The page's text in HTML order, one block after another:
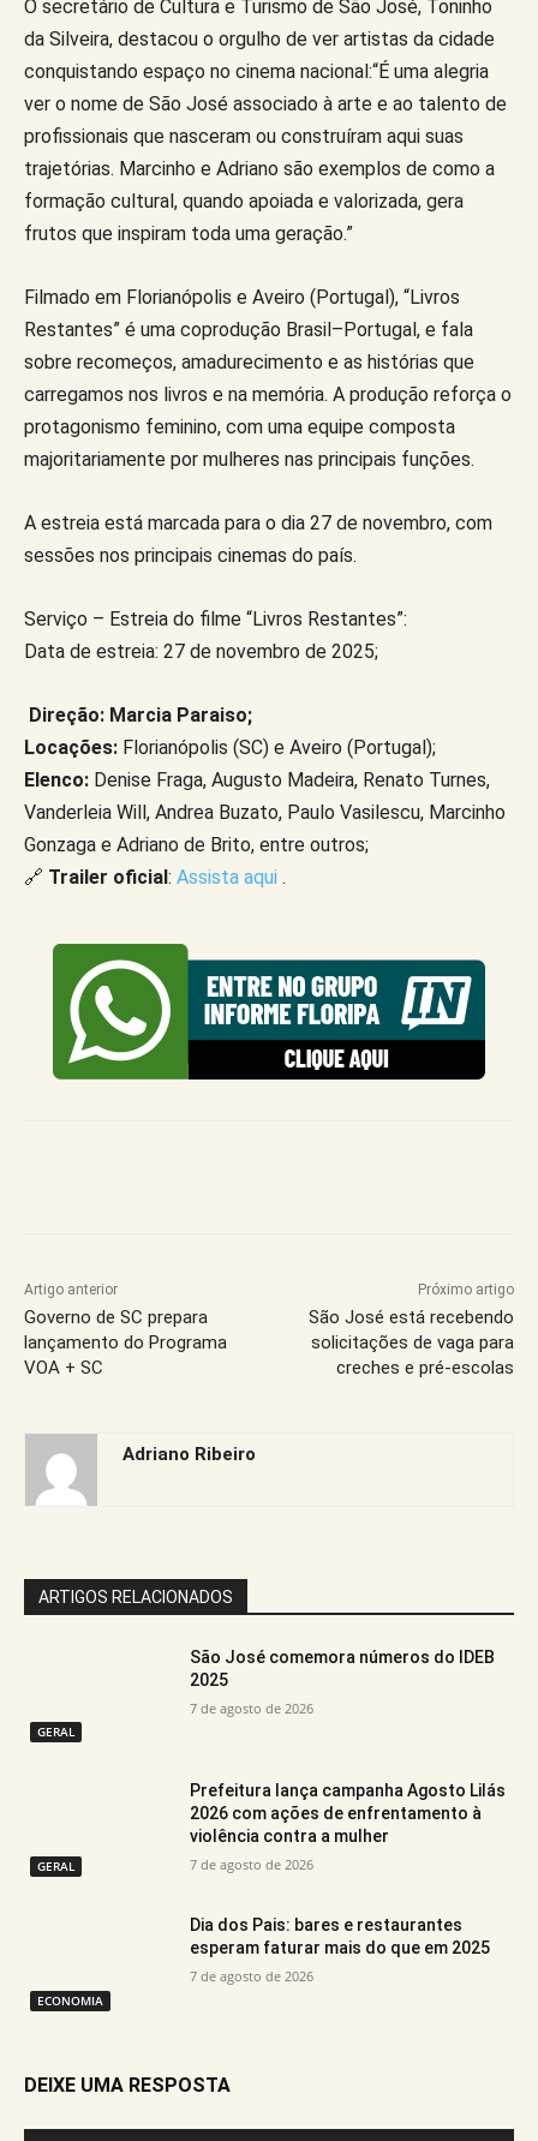
O secretário de Cultura e Turismo de São José, Toninho
da Silveira, destacou o orgulho de ver artistas da cidade
conquistando espaço no cinema nacional:“É uma alegria
ver o nome de São José associado à arte e ao talento de
profissionais que nasceram ou construíram aqui suas
trajetórias. Marcinho e Adriano são exemplos de como a
formação cultural, quando apoiada e valorizada, gera
frutos que inspiram toda uma geração.”
Filmado em Florianópolis e Aveiro (Portugal), “Livros
Restantes” é uma coprodução Brasil–Portugal, e fala
sobre recomeços, amadurecimento e as histórias que
carregamos nos livros e na memória. A produção reforça o
protagonismo feminino, com uma equipe composta
majoritariamente por mulheres nas principais funções.
A estreia está marcada para o dia 27 de novembro, com
sessões nos principais cinemas do país.
Serviço – Estreia do filme “Livros Restantes”:
Data de estreia: 27 de novembro de 2025;
Direção: Marcia Paraiso;
Locações: Florianópolis (SC) e Aveiro (Portugal);
Elenco: Denise Fraga, Augusto Madeira, Renato Turnes,
Vanderleia Will, Andrea Buzato, Paulo Vasilescu, Marcinho
Gonzaga e Adriano de Brito, entre outros;
🔗 Trailer oficial: Assista aqui .
Artigo anterior
Governo de SC prepara
lançamento do Programa
VOA + SC
Próximo artigo
São José está recebendo
solicitações de vaga para
creches e pré-escolas
Adriano Ribeiro
ARTIGOS RELACIONADOS
GERAL
São José comemora números do IDEB
2025
7 de agosto de 2026
GERAL
Prefeitura lança campanha Agosto Lilás
2026 com ações de enfrentamento à
violência contra a mulher
7 de agosto de 2026
ECONOMIA
Dia dos Pais: bares e restaurantes
esperam faturar mais do que em 2025
7 de agosto de 2026
DEIXE UMA RESPOSTA